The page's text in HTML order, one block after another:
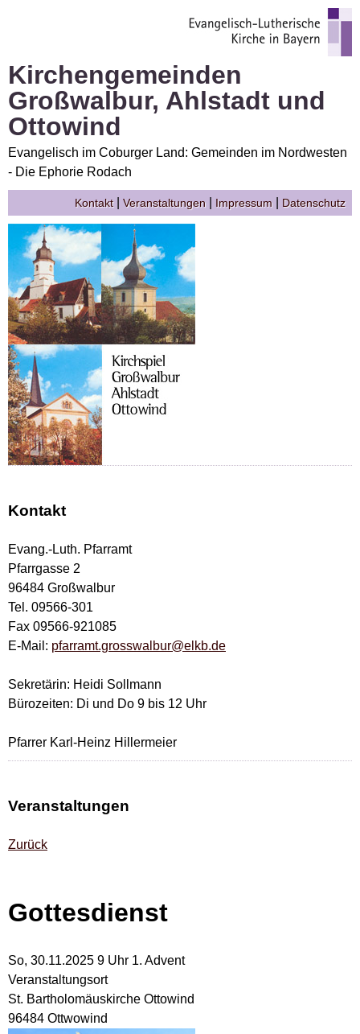
Kirchengemeinden
Großwalbur, Ahlstadt und
Ottowind
Evangelisch im Coburger Land: Gemeinden im Nordwesten
- Die Ephorie Rodach
Kontakt| Veranstaltungen Impressum Datenschutz
Kontakt
Evang.-Luth. Pfarramt
Pfarrgasse 2
96484 Großwalbur
Tel. 09566-301
Fax 09566-921085
E-Mail: pfarramt.grosswalbur@elkb.de
Sekretärin: Heidi Sollmann
Bürozeiten: Di und Do 9 bis 12 Uhr
Pfarrer Karl-Heinz Hillermeier
Veranstaltungen
Zurück
Gottesdienst
So, 30.11.2025 9 Uhr 1. Advent
Veranstaltungsort
St. Bartholomäuskirche Ottowind
96484 Ottwowind